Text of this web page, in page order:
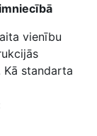
vienību
standarta